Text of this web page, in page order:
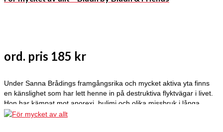
ord. pris 185 kr
Under Sanna Brådings framgångsrika och mycket aktiva yta finns
en känslighet som har lett henne in på destruktiva flyktvägar i livet.
Hon har kämpat mot anorexi, bulimi och olika missbruk i långa
perioder. 2008 dömdes Sanna till fängelse för narkotikabrott och i